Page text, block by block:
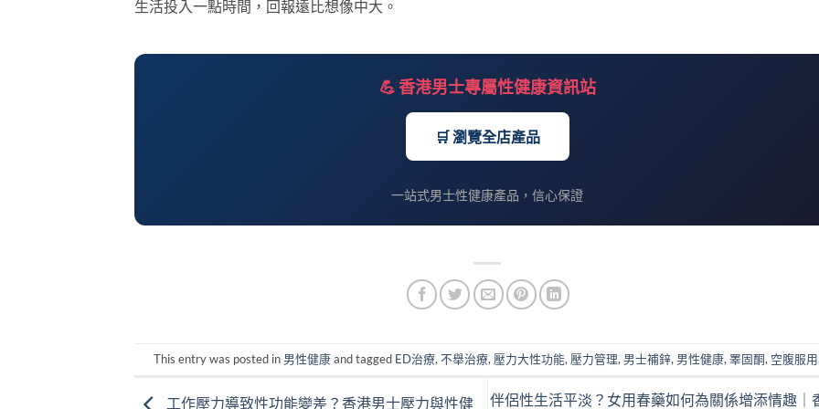
生活投入一點時間，回報遠比想像中大。
💪 香港男士專屬性健康資訊站
🛒 瀏覽全店產品
一站式男士性健康產品，信心保證
This entry was posted in 男性健康and tagged ED治療,不舉治療, 壓力大性功能, 壓力管理, 男士補鋅, 男性健康,睪固酮, 空腹服用
工作壓力導致性功能變差？香港男士壓力與性健 伴侶性生活平淡？女用春藥如何為關係增添情趣｜